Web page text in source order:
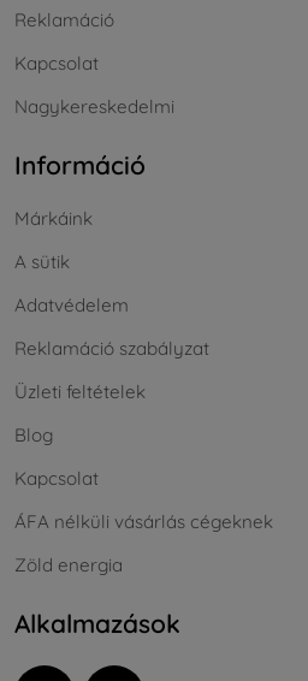
Reklamáció
Kapcsolat
Nagykereskedelmi
Információ
Márkáink
A sütik
Adatvédelem
Reklamáció szabályzat
Üzleti feltételek
Blog
Kapcsolat
ÁFA nélküli vásárlás cégeknek
Zöld energia
Alkalmazások